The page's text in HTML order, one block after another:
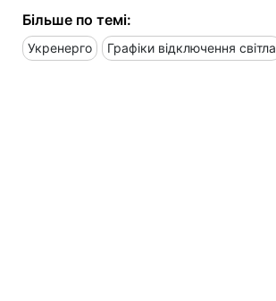
Більше по темі:
Укренерго Графіки відключення світла